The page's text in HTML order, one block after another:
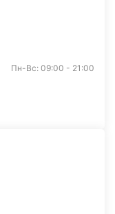
Пн-Вс: 09:00 - 21:00